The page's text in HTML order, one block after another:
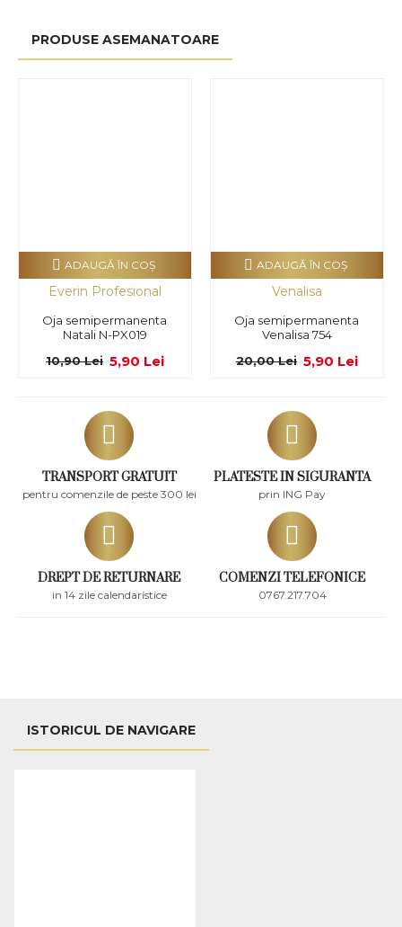
TRANSPORT GRATUIT
pentru comenzile de peste 300 lei
PLATESTE IN SIGURANTA
prin ING Pay
DREPT DE RETURNARE
in 14 zile calendaristice
COMENZI TELEFONICE
0767.217.704
PRODUSE ASEMANATOARE
Everin Profesional
Oja semipermanenta
Natali N-PX019
5,90 Lei
10,90 Lei
ADAUGĂ ÎN COŞ
Venalisa
Oja semipermanenta
Venalisa 754
5,90 Lei
20,00 Lei
ADAUGĂ ÎN COŞ
ISTORICUL DE NAVIGARE